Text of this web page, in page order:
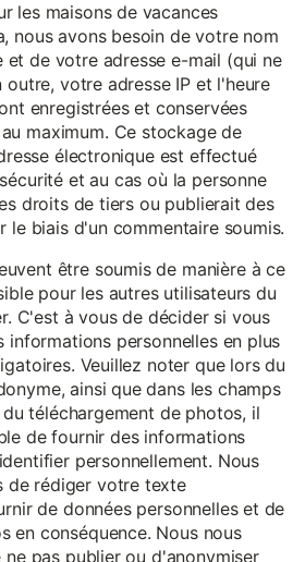
les maisons de vacances
nous avons besoin de votre nom
et de votre adresse e-mail (qui ne
outre, votre adresse IP et l'heure
enregistrées et conservées
maximum. Ce stockage de
électronique est effectué
et au cas où la personne
droits de tiers ou publierait des
le biais d'un commentaire soumis.
être soumis de manière à ce
pour les autres utilisateurs du
C'est à vous de décider si vous
informations personnelles en plus
Veuillez noter que lors du
ainsi que dans les champs
téléchargement de photos, il
de fournir des informations
personnellement. Nous
de rédiger votre texte
de données personnelles et de
en conséquence. Nous nous
pas publier ou d'anonymiser